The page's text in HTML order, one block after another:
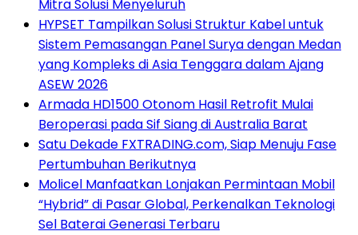
Mitra Solusi Menyeluruh
HYPSET Tampilkan Solusi Struktur Kabel untuk
Sistem Pemasangan Panel Surya dengan Medan
yang Kompleks di Asia Tenggara dalam Ajang
ASEW 2026
Armada HD1500 Otonom Hasil Retrofit Mulai
Beroperasi pada Sif Siang di Australia Barat
Satu Dekade FXTRADING.com, Siap Menuju Fase
Pertumbuhan Berikutnya
Molicel Manfaatkan Lonjakan Permintaan Mobil
“Hybrid” di Pasar Global, Perkenalkan Teknologi
Sel Baterai Generasi Terbaru